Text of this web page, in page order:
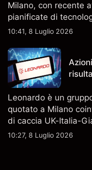
Milano, con recente
pianificate di
Scopri i target di
indicatore affidabile
10:41, 8 Luglio 2026
Leonardo è un
quotato a Milano
di caccia UK-Italia-
contratto da 4,6
10:27, 8 Luglio 2026